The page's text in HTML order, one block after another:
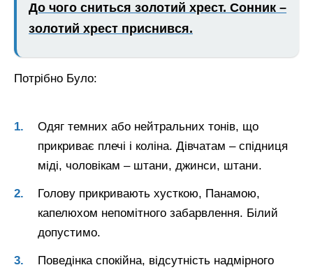
До чого сниться золотий хрест. Сонник –
золотий хрест приснився.
Потрібно Було:
Одяг темних або нейтральних тонів, що
прикриває плечі і коліна. Дівчатам – спідниця
міді, чоловікам – штани, джинси, штани.
Голову прикривають хусткою, Панамою,
капелюхом непомітного забарвлення. Білий
допустимо.
Поведінка спокійна, відсутність надмірного